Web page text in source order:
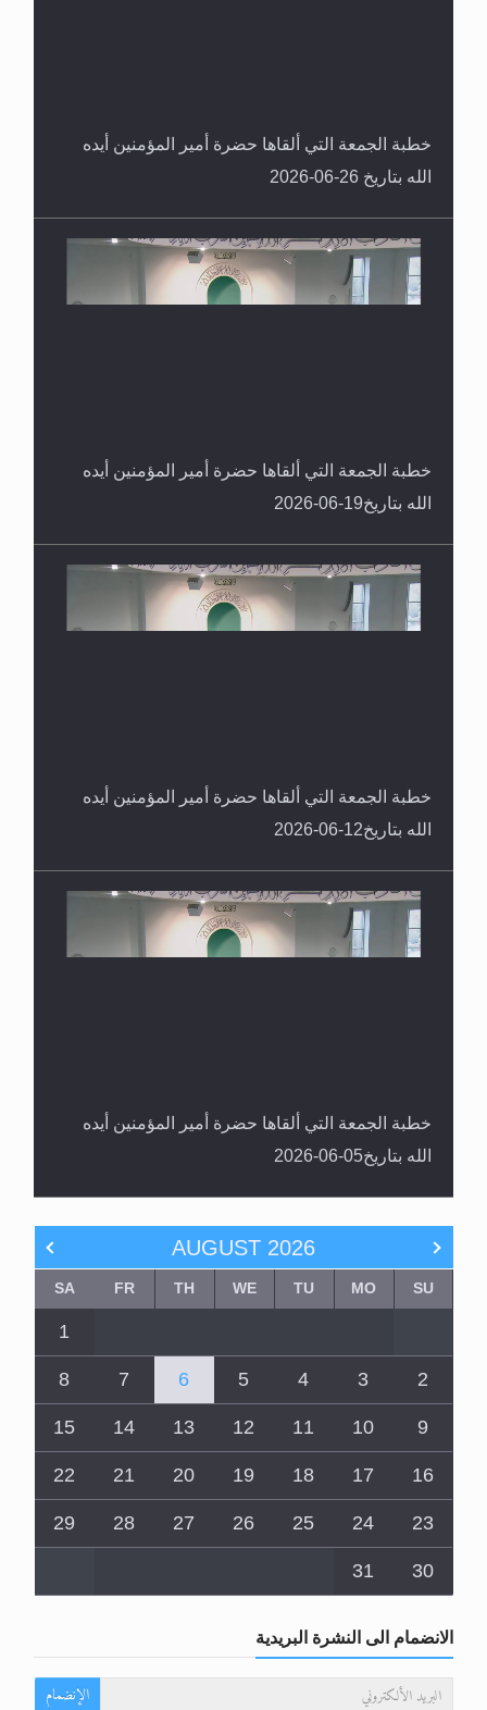
خطبة الجمعة التي ألقاها حضرة أمير المؤمنين أيده
الله بتاريخ 26-06-2026
خطبة الجمعة التي ألقاها حضرة أمير المؤمنين أيده
الله بتاريخ19-06-2026
خطبة الجمعة التي ألقاها حضرة أمير المؤمنين أيده
الله بتاريخ12-06-2026
خطبة الجمعة التي ألقاها حضرة أمير المؤمنين أيده
الله بتاريخ05-06-2026
AUGUST 2026
SU
MO
TU
WE
TH
FR
SA
1
2
3
4
5
6
7
8
9
10
11
12
13
14
15
16
17
18
19
20
21
22
23
24
25
26
27
28
29
30
31
الانضمام الى النشرة البريدية
الإنضمام